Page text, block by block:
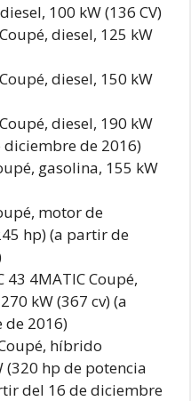
100 kW (136 CV)
diesel, 125 kW
diesel, 150 kW
diesel, 190 kW
diciembre de 2016)
gasolina, 155 kW
motor de
hp) (a partir de
43 4MATIC Coupé,
kW (367 cv) (a
2016)
híbrido
(320 hp de potencia
del 16 de diciembre